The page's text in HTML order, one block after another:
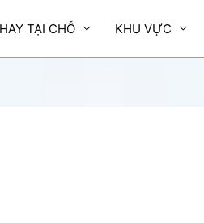
TẠI CHỖ KHU VỰC